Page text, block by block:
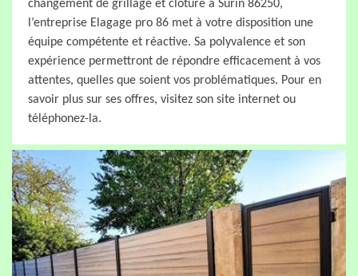
changement de grillage et clôture à Surin 86250,
l’entreprise Elagage pro 86 met à votre disposition une
équipe compétente et réactive. Sa polyvalence et son
expérience permettront de répondre efficacement à vos
attentes, quelles que soient vos problématiques. Pour en
savoir plus sur ses offres, visitez son site internet ou
téléphonez-la.